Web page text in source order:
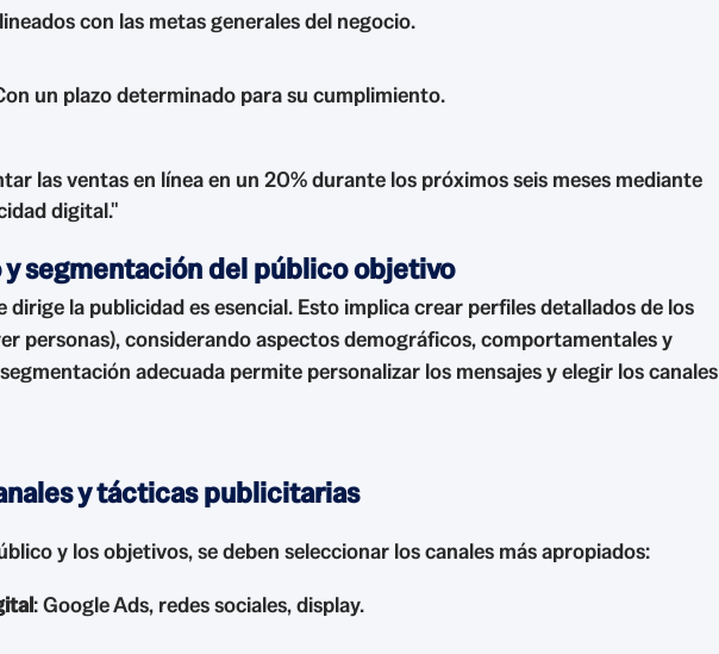
con las metas generales del negocio.
un plazo determinado para su cumplimiento.
las ventas en línea en un 20% durante los próximos seis meses mediante
digital."
segmentación del público objetivo
dirige la publicidad es esencial. Esto implica crear perfiles detallados de los
personas), considerando aspectos demográficos, comportamentales y
adecuada permite personalizar los mensajes y elegir los canales
y tácticas publicitarias
y los objetivos, se deben seleccionar los canales más apropiados:
: Google Ads, redes sociales, display.